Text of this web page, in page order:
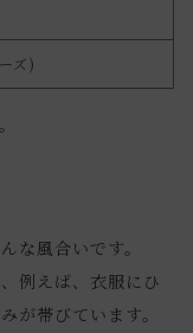
ズ)
な風合いです。
例えば、衣服にひ
が帯びています。